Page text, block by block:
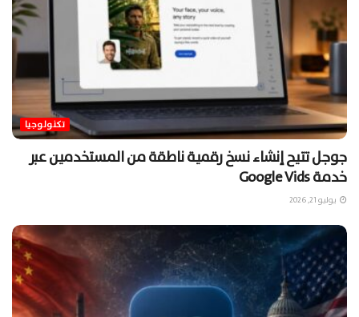
تكنولوجيا
جوجل تتيح إنشاء نسخ رقمية ناطقة من المستخدمين عبر
خدمة Google Vids
يوليو 21, 2026